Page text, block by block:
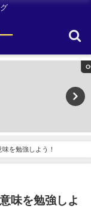
を勉強しよう！
味を勉強しよ